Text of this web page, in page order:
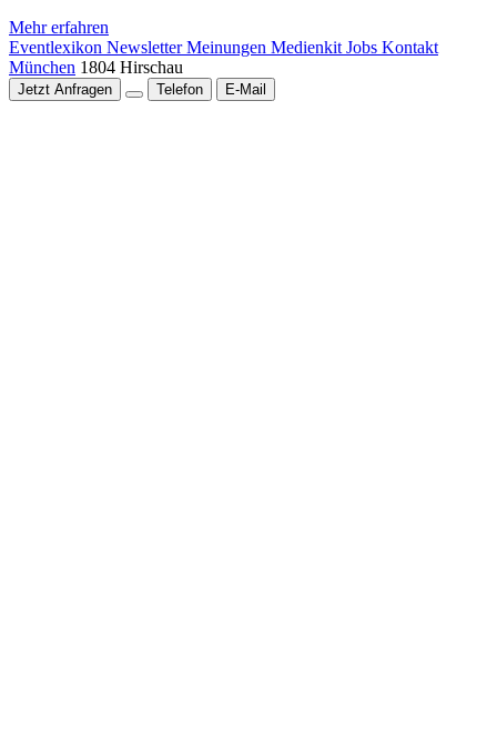
Mehr erfahren
Eventlexikon NewsletterMeinungen Medienkit Jobs Kontakt
München 1804 Hirschau
Jetzt Anfragen Telefon E-Mail